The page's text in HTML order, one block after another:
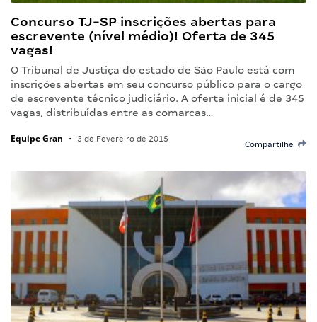
Concurso TJ-SP inscrições abertas para
escrevente (nível médio)! Oferta de 345
vagas!
O Tribunal de Justiça do estado de São Paulo está com
inscrições abertas em seu concurso público para o cargo
de escrevente técnico judiciário. A oferta inicial é de 345
vagas, distribuídas entre as comarcas…
Equipe Gran • 3 de Fevereiro de 2015
Compartilhe